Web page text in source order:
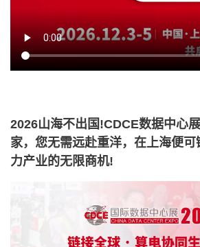
2026山海不出国!CDCE数据中心
家，您无需远赴重洋，在上海便
力产业的无限商机!